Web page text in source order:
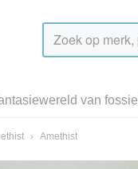
van
› Amethist